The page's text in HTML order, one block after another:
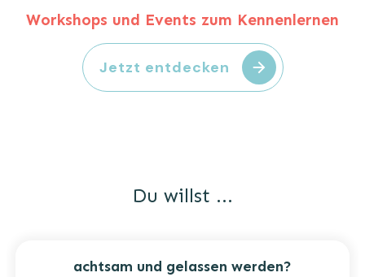
Workshops und Events zum Kennenlernen
Jetzt entdecken
Du willst ...
achtsam und gelassen werden?